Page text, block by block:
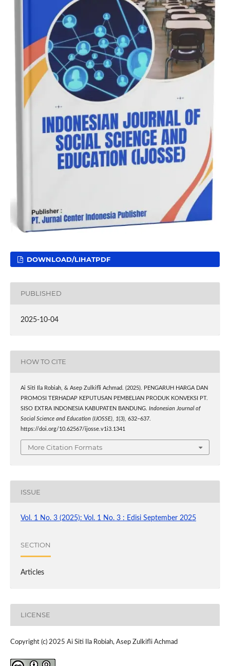
DOWNLOAD/LIHATPDF
PUBLISHED
2025-10-04
HOW TO CITE
Ai Siti Ila Robiah, & Asep Zulkifli Achmad. (2025). PENGARUH HARGA DAN
PROMOSI TERHADAP KEPUTUSAN PEMBELIAN PRODUK KONVEKSI PT.
SISO EXTRA INDONESIA KABUPATEN BANDUNG. Indonesian Journal of
Social Science and Education (IJOSSE), 1(3), 632–637.
https://doi.org/10.62567/ijosse.v1i3.1341
More Citation Formats
ISSUE
Vol. 1 No. 3 (2025): Vol. 1 No. 3 : Edisi September 2025
SECTION
Articles
LICENSE
Copyright (c) 2025 Ai Siti Ila Robiah, Asep Zulkifli Achmad